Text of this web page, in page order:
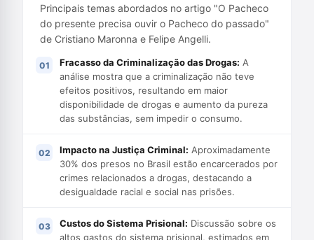
Principais temas abordados no artigo "O Pacheco
do presente precisa ouvir o Pacheco do passado"
de Cristiano Maronna e Felipe Angelli.
Fracasso da Criminalização das Drogas: A
análise mostra que a criminalização não teve
efeitos positivos, resultando em maior
disponibilidade de drogas e aumento da pureza
das substâncias, sem impedir o consumo.
Impacto na Justiça Criminal: Aproximadamente
30% dos presos no Brasil estão encarcerados por
crimes relacionados a drogas, destacando a
desigualdade racial e social nas prisões.
Custos do Sistema Prisional: Discussão sobre os
altos gastos do sistema prisional, estimados em